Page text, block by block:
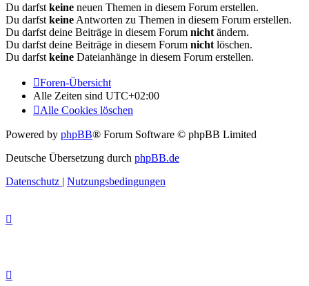
Du darfst keine neuen Themen in diesem Forum erstellen.
Du darfst keine Antworten zu Themen in diesem Forum erstellen.
Du darfst deine Beiträge in diesem Forum nicht ändern.
Du darfst deine Beiträge in diesem Forum nicht löschen.
Du darfst keine Dateianhänge in diesem Forum erstellen.
Foren-Übersicht
Alle Zeiten sind UTC+02:00
Alle Cookies löschen
Powered by phpBB® Forum Software © phpBB Limited
Deutsche Übersetzung durch phpBB.de
Datenschutz | Nutzungsbedingungen